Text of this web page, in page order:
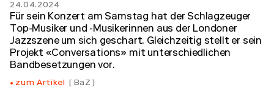
24.04.2024
Für sein Konzert am Samstag hat der Schlagzeuger
Top-Musiker und -Musikerinnen aus der Londoner
Jazzszene um sich geschart. Gleichzeitig stellt er sein
Projekt «Conversations» mit unterschiedlichen
Bandbesetzungen vor.
zum Artikel BaZ